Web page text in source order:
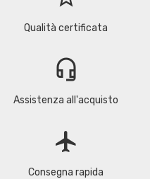
Qualità certificata
headset_mic
Assistenza all'acquisto
flight
Consegna rapida